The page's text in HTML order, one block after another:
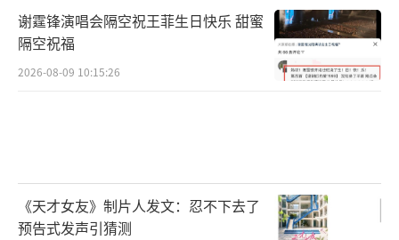
谢霆锋演唱会隔空祝王菲生日快乐 甜蜜
隔空祝福
2026-08-09 10:15:26
《天才女友》制片人发文：忍不下去了
预告式发声引猜测